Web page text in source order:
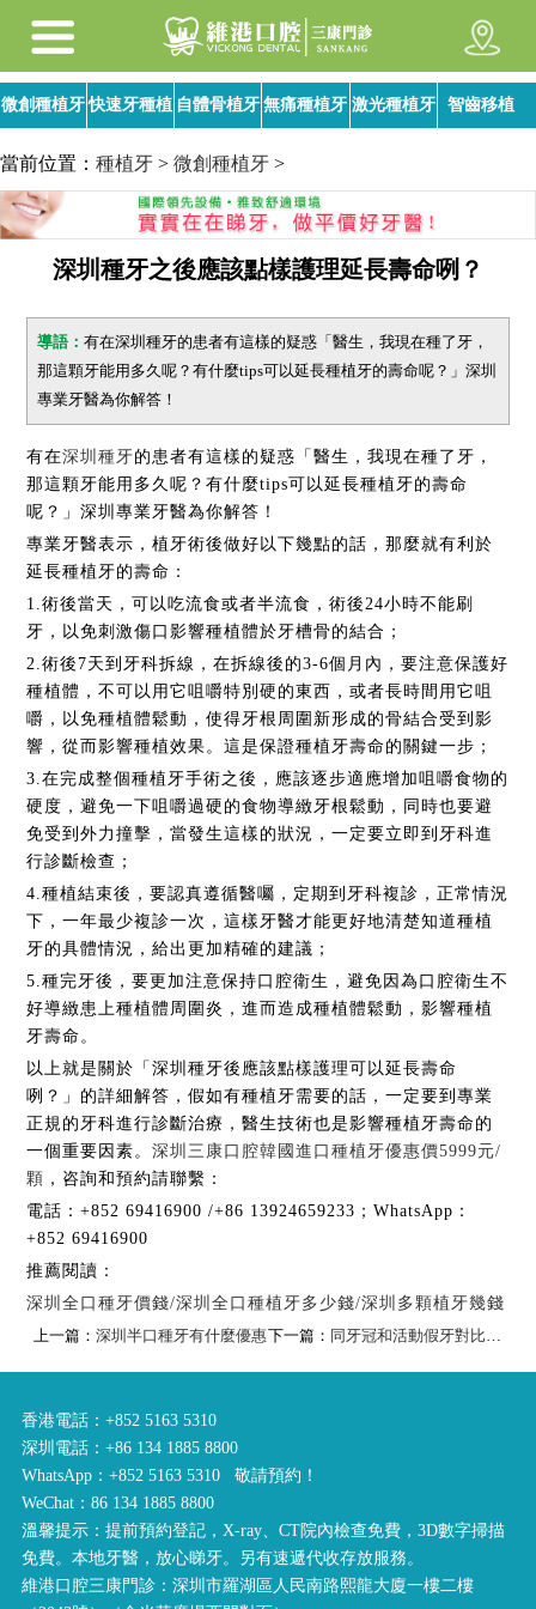
微創種植牙 快速牙種植 自體骨植牙 無痛種植牙 激光種植牙 智齒移植
當前位置： 種植牙 > 微創種植牙 >
深圳種牙之後應該點樣護理延長壽命咧？
導語：有在深圳種牙的患者有這樣的疑惑「醫生，我現在種了牙，
那這顆牙能用多久呢？有什麼tips可以延長種植牙的壽命呢？」深圳
專業牙醫為你解答！
有在深圳種牙的患者有這樣的疑惑「醫生，我現在種了牙，
那這顆牙能用多久呢？有什麼tips可以延長種植牙的壽命
呢？」深圳專業牙醫為你解答！
專業牙醫表示，植牙術後做好以下幾點的話，那麼就有利於
延長種植牙的壽命：
1.術後當天，可以吃流食或者半流食，術後24小時不能刷
牙，以免刺激傷口影響種植體於牙槽骨的結合；
2.術後7天到牙科拆線，在拆線後的3-6個月內，要注意保護好
種植體，不可以用它咀嚼特別硬的東西，或者長時間用它咀
嚼，以免種植體鬆動，使得牙根周圍新形成的骨結合受到影
響，從而影響種植效果。這是保證種植牙壽命的關鍵一步；
3.在完成整個種植牙手術之後，應該逐步適應增加咀嚼食物的
硬度，避免一下咀嚼過硬的食物導緻牙根鬆動，同時也要避
免受到外力撞擊，當發生這樣的狀況，一定要立即到牙科進
行診斷檢查；
4.種植結束後，要認真遵循醫囑，定期到牙科複診，正常情況
下，一年最少複診一次，這樣牙醫才能更好地清楚知道種植
牙的具體情況，給出更加精確的建議；
5.種完牙後，要更加注意保持口腔衛生，避免因為口腔衛生不
好導緻患上種植體周圍炎，進而造成種植體鬆動，影響種植
牙壽命。
以上就是關於「深圳種牙後應該點樣護理可以延長壽命
咧？」的詳細解答，假如有種植牙需要的話，一定要到專業
正規的牙科進行診斷治療，醫生技術也是影響種植牙壽命的
一個重要因素。深圳三康口腔韓國進口種植牙優惠價5999元/
顆 ，咨詢和預約請聯繫：
電話：+852 69416900 /+86 13924659233；WhatsApp：
+852 69416900
推薦閱讀：
深圳全口種牙價錢/深圳全口種植牙多少錢/深圳多顆植牙幾錢
上一篇：深圳半口種牙有什麼優惠下一篇： 同牙冠和活動假牙對比，種植牙的優勢有哪些？
香港電話：+852 5163 5310
深圳電話：+86 134 1885 8800
WhatsApp：+852 5163 5310 敬請預約！
WeChat：86 134 1885 8800
溫馨提示：提前預約登記，X-ray、CT院內檢查免費，3D數字掃描
免費。本地牙醫，放心睇牙。另有速遞代收存放服務。
維港口腔三康門診：深圳市羅湖區人民南路熙龍大廈一樓二樓